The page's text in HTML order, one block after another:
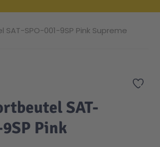
SPO-001-9SP Pink Supreme
Zur
SAT-
Pink